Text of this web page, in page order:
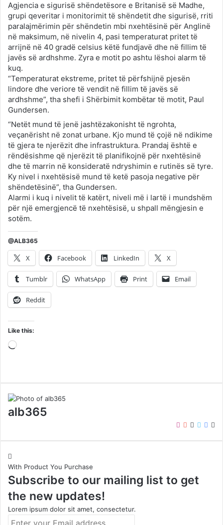
Agjencia e sigurisë shëndetësore e Britanisë së Madhe,
grupi qeveritar i monitorimit të shëndetit dhe sigurisë, rriti
paralajmërimin për shëndetin mbi nxehtësinë për Anglinë
në maksimum, në nivelin 4, pasi temperaturat pritet të
arrijnë në 40 gradë celsius këtë fundjavë dhe në fillim të
javës së ardhshme. Zyra e motit po ashtu lëshoi alarm të
kuq.
“Temperaturat ekstreme, pritet të përfshijnë pjesën
lindore dhe veriore të vendit në fillim të javës së
ardhshme”, tha shefi i Shërbimit kombëtar të motit, Paul
Gundersen.
“Netët mund të jenë jashtëzakonisht të ngrohta,
veçanërisht në zonat urbane. Kjo mund të çojë në ndikime
të gjera te njerëzit dhe infrastruktura. Prandaj është e
rëndësishme që njerëzit të planifikojnë për nxehtësinë
dhe të marrin në konsideratë ndryshimin e rutinës së tyre.
Ky nivel i nxehtësisë mund të ketë pasoja negative për
shëndetësinë”, tha Gundersen.
Alarmi i kuq i nivelit të katërt, niveli më i lartë i mundshëm
për një emergjencë të nxehtësisë, u shpall mëngjesin e
sotëm.
@ALB365
X Facebook LinkedIn X
Tumblr WhatsApp Print Email
Reddit
Like this:
Loading…
alb365
Twitter
LinkedIn
YouTube
Instagram
With Product You Purchase
Subscribe to our mailing list to get
the new updates!
Lorem ipsum dolor sit amet, consectetur.
Enter